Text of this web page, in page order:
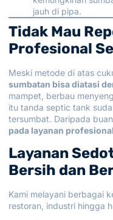
jauh di pipa.
Tidak Mau
Profesional
Meski metode di atas
sumbatan bisa diatasi
mampet, berbau
itu tanda septic tank
tersumbat. Daripada
pada layanan profesional
Layanan
Bersih dan
Kami melayani berbagai
restoran, industri hingga